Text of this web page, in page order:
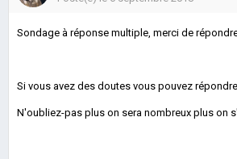
Sondage à réponse multiple, merci de
Si vous avez des doutes vous pouvez
N'oubliez-pas plus on sera nombreux plus on